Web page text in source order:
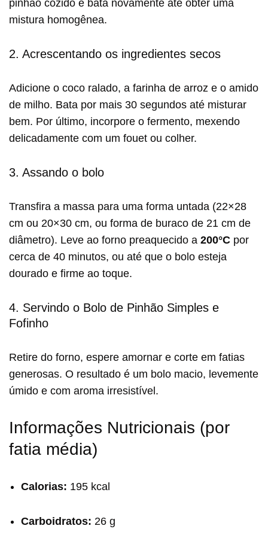
pinhão cozido e bata novamente até obter uma
mistura homogênea.
2. Acrescentando os ingredientes secos
Adicione o coco ralado, a farinha de arroz e o amido
de milho. Bata por mais 30 segundos até misturar
bem. Por último, incorpore o fermento, mexendo
delicadamente com um fouet ou colher.
3. Assando o bolo
Transfira a massa para uma forma untada (22×28
cm ou 20×30 cm, ou forma de buraco de 21 cm de
diâmetro). Leve ao forno preaquecido a 200°C por
cerca de 40 minutos, ou até que o bolo esteja
dourado e firme ao toque.
4. Servindo o Bolo de Pinhão Simples e
Fofinho
Retire do forno, espere amornar e corte em fatias
generosas. O resultado é um bolo macio, levemente
úmido e com aroma irresistível.
Informações Nutricionais (por
fatia média)
Calorias: 195 kcal
Carboidratos: 26 g